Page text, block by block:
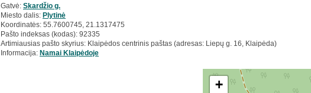
Gatvė: Skardžio g.
Miesto dalis: Plytinė
Koordinatės: 55.7600745, 21.1317475
Pašto indeksas (kodas): 92335
Artimiausias pašto skyrius: Klaipėdos centrinis paštas (adresas: Liepų g. 16, Klaipėda)
Informacija: Namai Klaipėdoje
+